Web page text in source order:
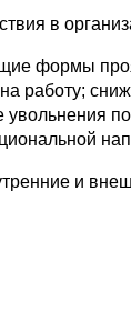
в
формы
работу;
и